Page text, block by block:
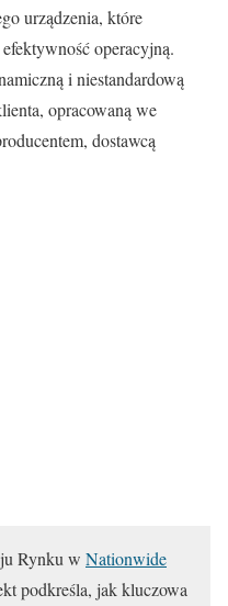
urządzenia, które
operacyjną.
i niestandardową
opracowaną we
dostawcą
Rynku w Nationwide
podkreśla, jak kluczowa